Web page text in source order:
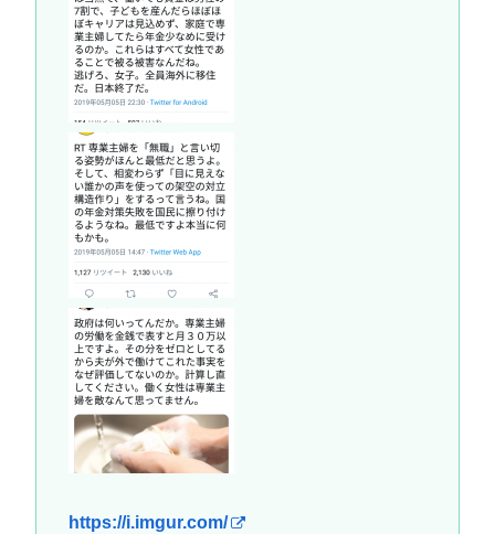
https://i.imgur.com/